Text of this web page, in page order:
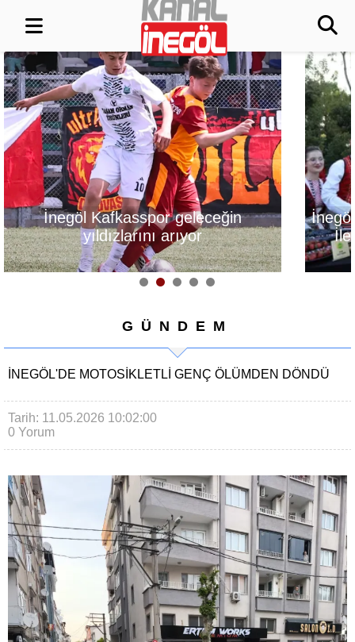
İnegöl, Gastronomi Festivali
İle Lezzetlerini Vitrine
Çıkarıyor
Alanyurt
Yapım
GÜNDEM
İNEGÖL'DE MOTOSIKLETLI GENÇ ÖLÜMDEN DÖNDÜ
Tarih: 11.05.2026 10:02:00
0 Yorum